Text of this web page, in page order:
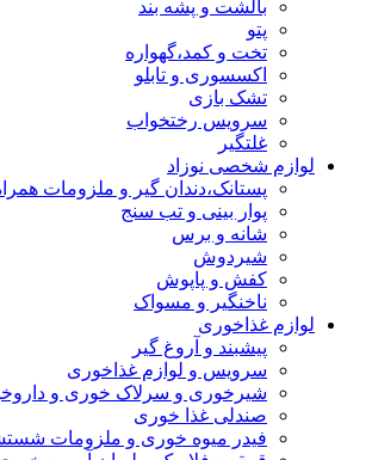
بالشت و پشه بند
پتو
تخت و کمد،گهواره
اکسسوری و تابلو
تشک بازی
سرویس رختخواب
غلتگیر
لوازم شخصی نوزاد
پستانک،دندان گیر و ملزومات
پوار بینی و تب سنج
شانه و برس
شیردوش
کفش و پاپوش
ناخنگیر و مسواک
لوازم غذاخوری
پیشبند و آروغ گیر
سرویس و لوازم غذاخوری
شیرخوری و سرلاک خوری و
صندلی غذا خوری
فیدر میوه خوری و ملزومات